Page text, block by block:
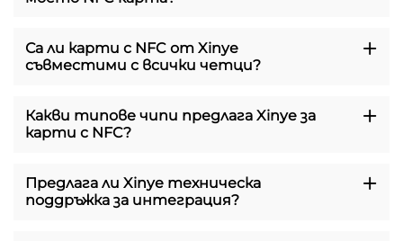
Са ли карти с NFC от Xinye
съвместими с всички четци?
Какви типове чипи предлага Xinye за
карти с NFC?
Предлага ли Xinye техническа
поддръжка за интеграция?